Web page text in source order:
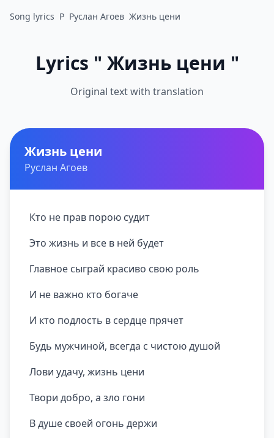
Song lyrics Р Руслан Агоев Жизнь цени
Lyrics " Жизнь цени "
Original text with translation
Жизнь цени
Руслан Агоев
Кто не прав порою судит
Это жизнь и все в ней будет
Главное сыграй красиво свою роль
И не важно кто богаче
И кто подлость в сердце прячет
Будь мужчиной, всегда с чистою душой
Лови удачу, жизнь цени
Твори добро, а зло гони
В душе своей огонь держи